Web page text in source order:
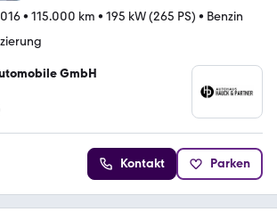
• 115.000 km • 195 kW (265 PS) • Benzin
GmbH
Kontakt Parken